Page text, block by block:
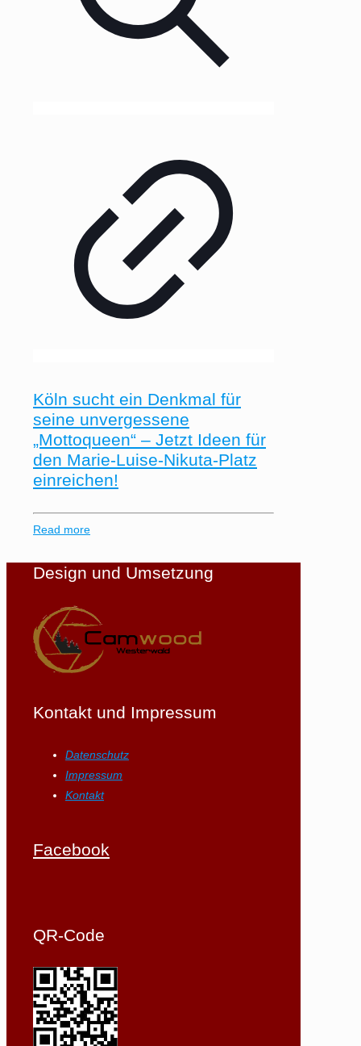
Köln sucht ein Denkmal für
seine unvergessene
„Mottoqueen“ – Jetzt Ideen für
den Marie-Luise-Nikuta-Platz
einreichen!
Read more
Design und Umsetzung
Kontakt und Impressum
Datenschutz
Impressum
Kontakt
Facebook
QR-Code